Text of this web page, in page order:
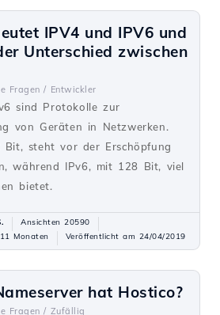
IPV4 und IPV6 und
Unterschied zwischen
Fragen / Entwickler
sind Protokolle zur
von Geräten in Netzwerken.
Bit, steht vor der Erschöpfung
während IPv6, mit 128 Bit, viel
bietet.
Ansichten 20590
Monaten
Veröffentlicht am 24/04/2019
hat Hostico?
Fragen / Zufällig